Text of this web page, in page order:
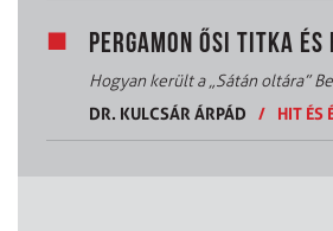
PERGAMON ŐSI TITKA ÉS
Hogyan került a „Sátán oltára”
DR. KULCSÁR ÁRPÁD
/ HIT ÉS